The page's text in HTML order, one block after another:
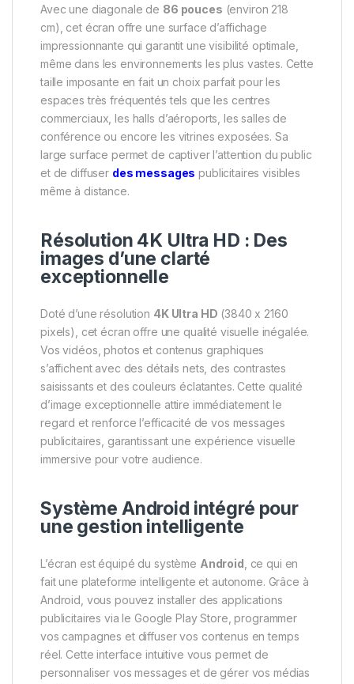
Avec une diagonale de 86 pouces (environ 218
cm), cet écran offre une surface d’affichage
impressionnante qui garantit une visibilité optimale,
même dans les environnements les plus vastes. Cette
taille imposante en fait un choix parfait pour les
espaces très fréquentés tels que les centres
commerciaux, les halls d’aéroports, les salles de
conférence ou encore les vitrines exposées. Sa
large surface permet de captiver l’attention du public
et de diffuser des messages publicitaires visibles
même à distance.
Résolution 4K Ultra HD : Des
images d’une clarté
exceptionnelle
Doté d’une résolution 4K Ultra HD (3840 x 2160
pixels), cet écran offre une qualité visuelle inégalée.
Vos vidéos, photos et contenus graphiques
s’affichent avec des détails nets, des contrastes
saisissants et des couleurs éclatantes. Cette qualité
d’image exceptionnelle attire immédiatement le
regard et renforce l’efficacité de vos messages
publicitaires, garantissant une expérience visuelle
immersive pour votre audience.
Système Android intégré pour
une gestion intelligente
L’écran est équipé du système Android , ce qui en
fait une plateforme intelligente et autonome. Grâce à
Android, vous pouvez installer des applications
publicitaires via le Google Play Store, programmer
vos campagnes et diffuser vos contenus en temps
réel. Cette interface intuitive vous permet de
personnaliser vos messages et de gérer vos médias